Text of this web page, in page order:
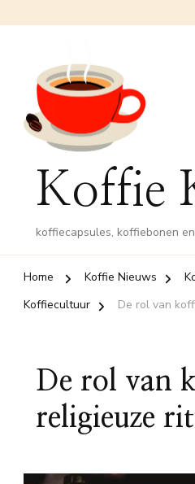
Koffie
koffiecapsules, koffiebonen
Home Koffie Nieuws
Koffiecultuur
De rol van
De rol van
religieuze